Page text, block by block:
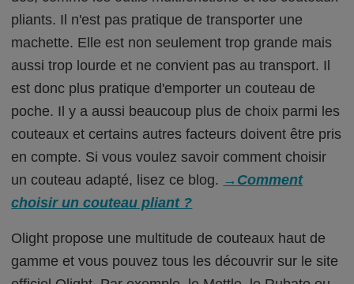
pliants. Il n'est pas pratique de transporter une
machette. Elle est non seulement trop grande mais
aussi trop lourde et ne convient pas au transport. Il
est donc plus pratique d'emporter un couteau de
poche. Il y a aussi beaucoup plus de choix parmi les
couteaux et certains autres facteurs doivent être pris
en compte. Si vous voulez savoir comment choisir
un couteau adapté, lisez ce blog. →Comment
choisir un couteau pliant ?
Olight propose une multitude de couteaux haut de
gamme et vous pouvez tous les découvrir sur le site